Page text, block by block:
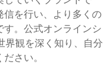
信を行い、より多くの
。公式オンラインシ
界観を深く知り、自分
さい。